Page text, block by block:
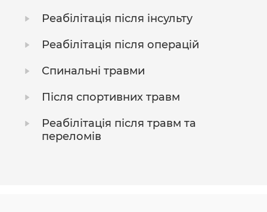
Реабілітація після інсульту
Реабілітація після операцій
Спинальні травми
Після спортивних травм
Реабілітація після травм та
переломів